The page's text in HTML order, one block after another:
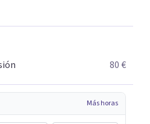
80 €
Más horas